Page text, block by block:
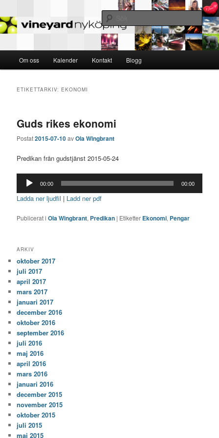
Nyköping Vineyard
MED VARANDRA – FÖR ANDRA – TILL GUD
Sök
Hoppa
Hoppa
innehåll
Om oss Kalender Kontakt Blogg
ETIKETTARKIV: EKONOMI
Guds rikes ekonomi
Postat2015-07-10avOla Wingbrant
Predikan från gudstjänst 2015-05-24
Ljudspelare
00:00 00:00
Ladda ner ljudfil | Ladd ner pdf
Publicerat i Ola Wingbrant, Predikan | Etiketter Ekonomi, Pengar
ARKIV
oktober 2017
juli 2017
april 2017
mars 2017
januari 2017
december 2016
oktober 2016
september 2016
juli 2016
maj 2016
april 2016
mars 2016
januari 2016
december 2015
november 2015
oktober 2015
juli 2015
maj 2015